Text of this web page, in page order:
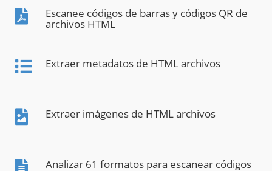
Escanee códigos de barras y códigos QR de
archivos HTML
Extraer metadatos de HTML archivos
Extraer imágenes de HTML archivos
Analizar 61 formatos para escanear códigos